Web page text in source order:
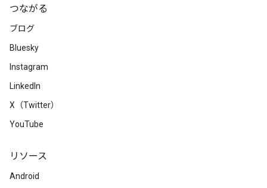
つながる
ブログ
Bluesky
Instagram
LinkedIn
X（Twitter）
YouTube
リソース
Android